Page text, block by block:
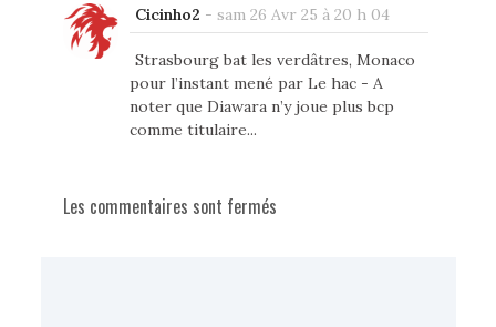
Cicinho2 - sam 26 Avr 25 à 20 h 04
Strasbourg bat les verdâtres, Monaco
pour l’instant mené par Le hac - A
noter que Diawara n’y joue plus bcp
comme titulaire...
Les commentaires sont fermés